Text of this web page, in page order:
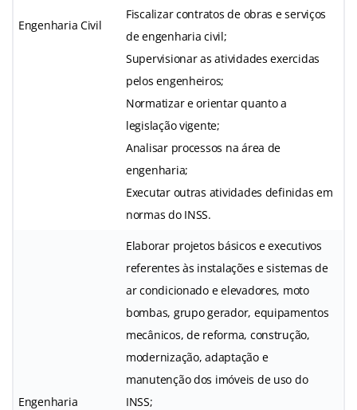
Engenharia Civil
Fiscalizar contratos de obras e serviços
de engenharia civil;
Supervisionar as atividades exercidas
pelos engenheiros;
Normatizar e orientar quanto a
legislação vigente;
Analisar processos na área de
engenharia;
Executar outras atividades definidas em
normas do INSS.
Engenharia
Elaborar projetos básicos e executivos
referentes às instalações e sistemas de
ar condicionado e elevadores, moto
bombas, grupo gerador, equipamentos
mecânicos, de reforma, construção,
modernização, adaptação e
manutenção dos imóveis de uso do
INSS;